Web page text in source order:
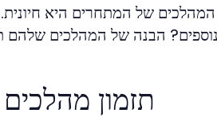
של המתחרים היא
תזמון